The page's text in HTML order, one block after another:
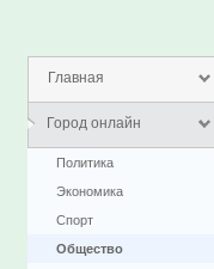
Главная
Город онлайн
Политика
Экономика
Спорт
Общество